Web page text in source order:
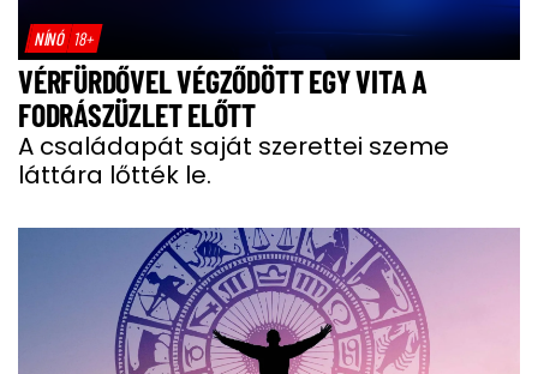
NÍNÓ 18+
VÉRFÜRDŐVEL VÉGZŐDÖTT EGY VITA A
FODRÁSZÜZLET ELŐTT
A családapát saját szerettei szeme
láttára lőtték le.